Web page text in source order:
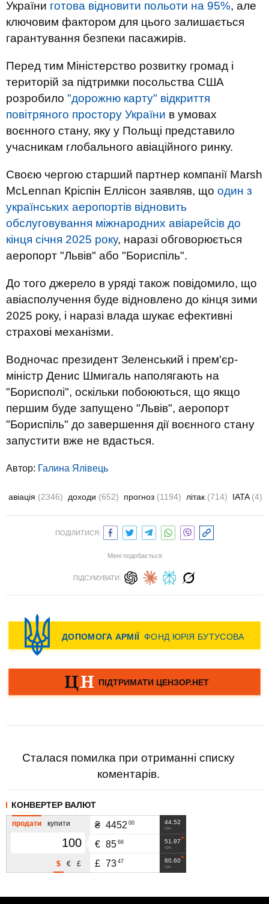
України готова відновити польоти на 95%, але
ключовим фактором для цього залишається
гарантування безпеки пасажирів.
Перед тим Міністерство розвитку громад і
територій за підтримки посольства США
розробило "дорожню карту" відкриття
повітряного простору України в умовах
воєнного стану, яку у Польщі представило
учасникам глобального авіаційного ринку.
Своєю чергою старший партнер компанії Marsh
McLennan Кріспін Еллісон заявляв, що один з
українських аеропортів відновить
обслуговування міжнародних авіарейсів до
кінця січня 2025 року, наразі обговорюється
аеропорт "Львів" або "Бориспіль".
До того джерело в уряді також повідомило, що
авіасполучення буде відновлено до кінця зими
2025 року, і наразі влада шукає ефективні
страхові механізми.
Водночас президент Зеленський і прем'єр-
міністр Денис Шмигаль наполягають на
"Борисполі", оскільки побоюються, що якщо
першим буде запущено "Львів", аеропорт
"Бориспіль" до завершення дії воєнного стану
запустити вже не вдасться.
Автор: Галина Ялівець
авіація (2346) доходи (652) прогноз (1194) літак (714) IATA (4)
ПОДІЛИТИСЯ:
Мені подобається
ПІДСУМУВАТИ:
Сталася помилка при отриманні списку
коментарів.
КОНВЕРТЕР ВАЛЮТ
продати купити
£
€
$
44.52
грн
₴ 4452 00
51.97
грн
€ 85 66
60.60
грн
£ 73 47